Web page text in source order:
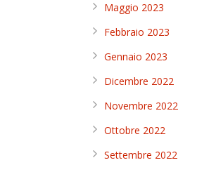
Maggio 2023
Febbraio 2023
Gennaio 2023
Dicembre 2022
Novembre 2022
Ottobre 2022
Settembre 2022